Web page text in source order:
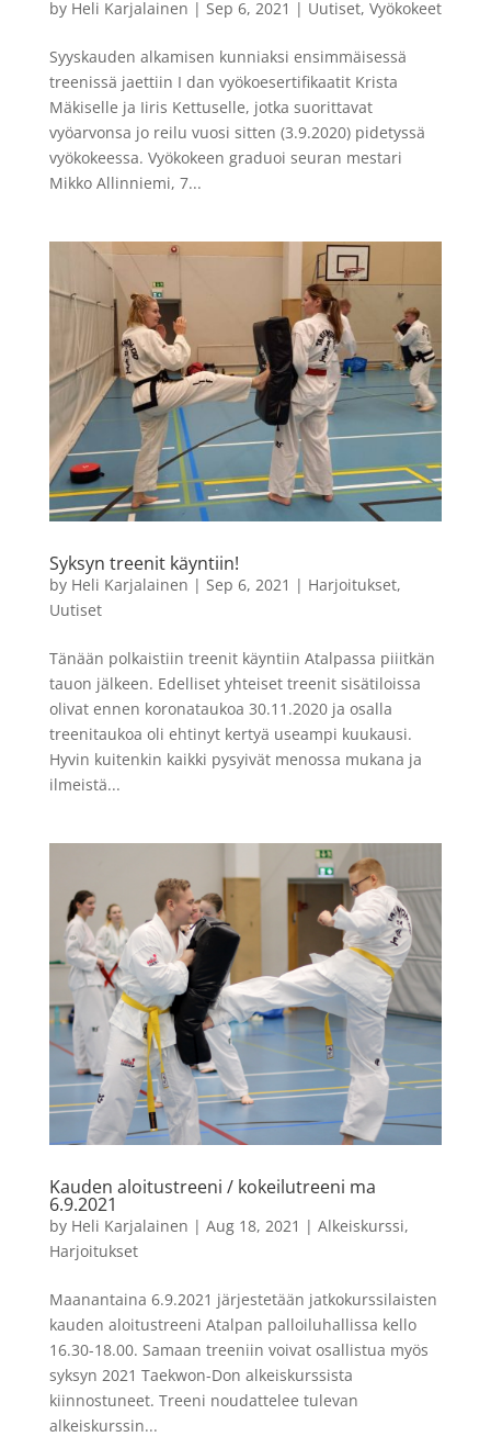
by Heli Karjalainen | Sep 6, 2021 | Uutiset, Vyökokeet
Syyskauden alkamisen kunniaksi ensimmäisessä
treenissä jaettiin I dan vyökoesertifikaatit Krista
Mäkiselle ja Iiris Kettuselle, jotka suorittavat
vyöarvonsa jo reilu vuosi sitten (3.9.2020) pidetyssä
vyökokeessa. Vyökokeen graduoi seuran mestari
Mikko Allinniemi, 7...
Syksyn treenit käyntiin!
by Heli Karjalainen | Sep 6, 2021 | Harjoitukset,
Uutiset
Tänään polkaistiin treenit käyntiin Atalpassa piiitkän
tauon jälkeen. Edelliset yhteiset treenit sisätiloissa
olivat ennen koronataukoa 30.11.2020 ja osalla
treenitaukoa oli ehtinyt kertyä useampi kuukausi.
Hyvin kuitenkin kaikki pysyivät menossa mukana ja
ilmeistä...
Kauden aloitustreeni / kokeilutreeni ma
6.9.2021
by Heli Karjalainen | Aug 18, 2021 | Alkeiskurssi,
Harjoitukset
Maanantaina 6.9.2021 järjestetään jatkokurssilaisten
kauden aloitustreeni Atalpan palloiluhallissa kello
16.30-18.00. Samaan treeniin voivat osallistua myös
syksyn 2021 Taekwon-Don alkeiskurssista
kiinnostuneet. Treeni noudattelee tulevan
alkeiskurssin...